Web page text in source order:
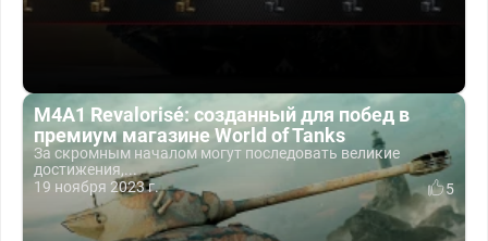
M4A1 Revalorisé: созданный для побед в
премиум магазине World of Tanks
За скромным началом могут последовать великие
достижения,...
19 ноября 2023 г.
5